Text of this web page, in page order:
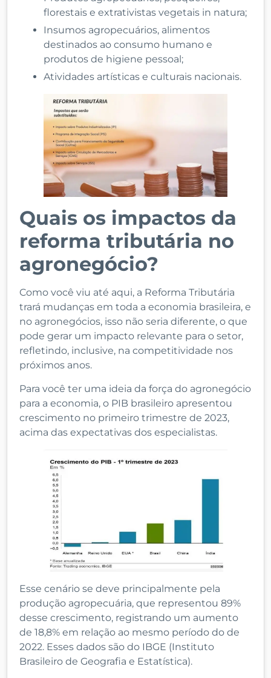
florestais e extrativistas vegetais in natura;
Insumos agropecuários, alimentos
destinados ao consumo humano e
produtos de higiene pessoal;
Atividades artísticas e culturais nacionais.
Quais os impactos da
reforma tributária no
agronegócio?
Como você viu até aqui, a Reforma Tributária
trará mudanças em toda a economia brasileira, e
no agronegócios, isso não seria diferente, o que
pode gerar um impacto relevante para o setor,
refletindo, inclusive, na competitividade nos
próximos anos.
Para você ter uma ideia da força do agronegócio
para a economia, o PIB brasileiro apresentou
crescimento no primeiro trimestre de 2023,
acima das expectativas dos especialistas.
Esse cenário se deve principalmente pela
produção agropecuária, que representou 89%
desse crescimento, registrando um aumento
de 18,8% em relação ao mesmo período do de
2022. Esses dados são do IBGE (Instituto
Brasileiro de Geografia e Estatística).